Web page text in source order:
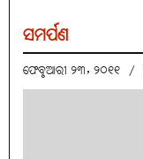
ସମର୍ପଣ
ଫେବୃଆରୀ ୨୩, ୨୦୧୧ /